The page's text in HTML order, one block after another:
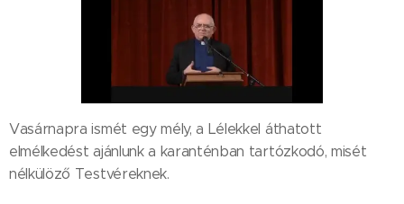
Vasárnapra ismét egy mély, a Lélekkel áthatott
elmélkedést ajánlunk a karanténban tartózkodó, misét
nélkülöző Testvéreknek.